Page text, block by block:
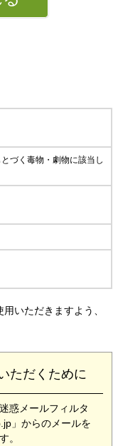
づく毒物・劇物に該当し
いただきますよう、
ただくために
惑メールフィルタ
」からのメールを
。